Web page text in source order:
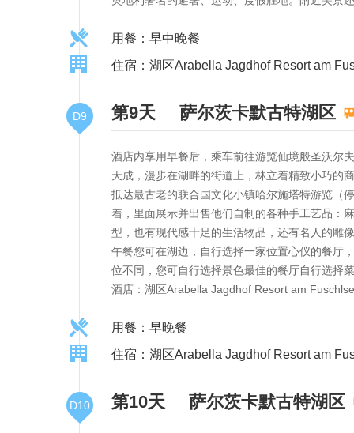
用餐：早中晚餐
住宿：湖区Arabella Jagdhof Resort am
D9 第9天 萨尔茨卡默古特湖区
酒店内享用早餐后，乘车前往游览仙境般圣沃尔
天成，漫步在湖畔的街道上，林立着精致小巧的
抵达最古老的联合国文化小镇哈尔施塔特游览（
着，里面展示并出售他们自制的各种手工艺品
型，也有现代感十足的生活物品，还有名人的雕
午餐您可在湖边，自行选择一家位置心仪的餐厅
位不同，您可自行选择景色最佳的餐厅自行选择
酒店：湖区Arabella Jagdhof Resort am
用餐：早晚餐
住宿：湖区Arabella Jagdhof Resort am
D10 第10天 萨尔茨卡默古特湖区